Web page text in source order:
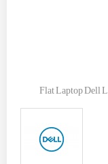
Flat Laptop